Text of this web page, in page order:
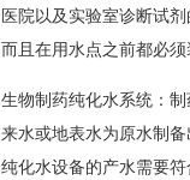
医院以及实验室诊断试
而且在用水点之前都必
生物制药纯化水系统：
来水或地表水为原水制
纯化水设备的产水需要